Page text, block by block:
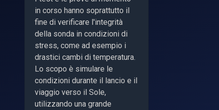
in corso hanno soprattutto il
fine di verificare l'integrità
della sonda in condizioni di
stress, come ad esempio i
drastici cambi di temperatura.
Lo scopo è simulare le
condizioni durante il lancio e il
viaggio verso il Sole,
utilizzando una grande